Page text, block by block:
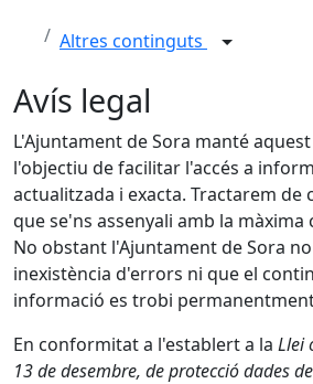
Altres continguts
Avís legal
L'Ajuntament de Sora manté
l'objectiu de facilitar l'accés a
actualitzada i exacta. Tractarem
que se'ns assenyali amb la
No obstant l'Ajuntament de Sora
inexistència d'errors ni que el
informació es trobi
En conformitat a l'establert a la Llei
13 de desembre, de protecció dades